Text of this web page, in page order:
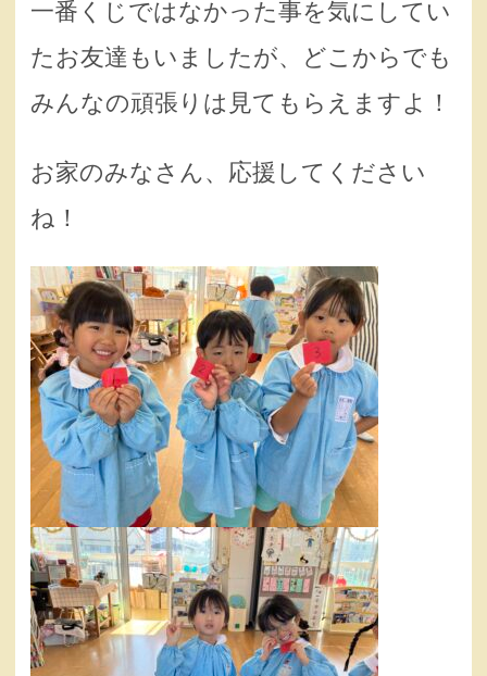
一番くじではなかった事を気にしてい
たお友達もいましたが、どこからでも
みんなの頑張りは見てもらえますよ！
お家のみなさん、応援してください
ね！